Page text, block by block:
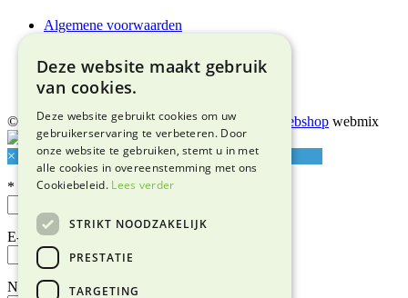
Algemene voorwaarden
Bezorgen & afhalen
Retourneren & garantie
Adres & route
© 2026 Snuffelmarkt Lentjheuvel |Maatwerk webshop webmix
×
*
E-mailadres*
Naam
Deze website maakt gebruik
van cookies.
Deze website gebruikt cookies om uw
gebruikerservaring te verbeteren. Door
onze website te gebruiken, stemt u in met
alle cookies in overeenstemming met ons
Cookiebeleid. Lees verder
STRIKT NOODZAKELIJK
PRESTATIE
TARGETING